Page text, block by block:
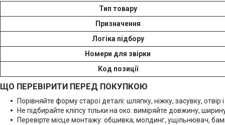
Тип товару
Призначення
Логіка підбору
Номери для звірки
Код позиції
ЩО ПЕРЕВІРИТИ ПЕРЕД ПОКУПКОЮ
Порівняйте форму старої деталі: шляпку, ніжку, засувку,
Не підбирайте кліпсу тільки на око: виміряйте довжину,
Перевірте місце монтажу: обшивка, молдинг, ущільнювач,